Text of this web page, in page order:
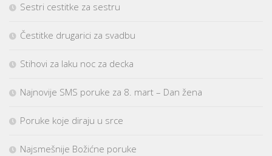
Sestri cestitke za sestru
Čestitke drugarici za svadbu
Stihovi za laku noc za decka
Najnovije SMS poruke za 8. mart – Dan žena
Poruke koje diraju u srce
Najsmešnije Božićne poruke